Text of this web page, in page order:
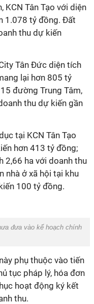
Tân Tạo với diện
1.078 tỷ đồng. Đất
thu dự kiến
Tân Đức diện tích
lại hơn 805 tỷ
đường Trung Tâm,
thu dự kiến gần
tại KCN Tân Tạo
hơn 413 tỷ đồng;
2,66 ha với doanh thu
nhà ở xã hội tại khu
100 tỷ đồng.
đưa vào kế hoạch chính
phụ thuộc vào tiến
tục pháp lý, hóa đơn
hoạt động ký kết
thu.